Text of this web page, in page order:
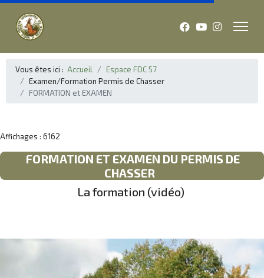
Vous êtes ici : Accueil
Espace FDC 57
Examen/Formation Permis de Chasser
FORMATION et EXAMEN
Affichages : 6162
FORMATION ET EXAMEN DU PERMIS DE
CHASSER
La formation (vidéo)